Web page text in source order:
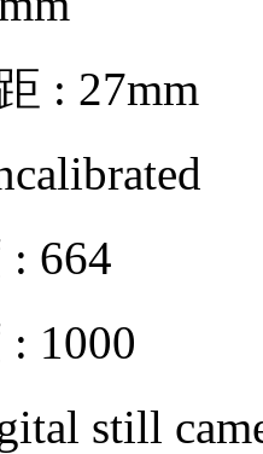
: 27mm
664
1000
still